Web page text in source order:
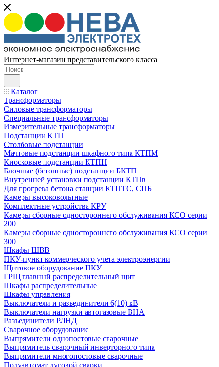
Интернет-магазин представительского класса
Каталог
Трансформаторы
Силовые трансформаторы
Специальные трансформаторы
Измерительные трансформаторы
Подстанции КТП
Столбовые подстанции
Мачтовые подстанции шкафного типа КТПМ
Киосковые подстанции КТПН
Блочные (бетонные) подстанции БКТП
Внутренней установки подстанции КТПв
Для прогрева бетона станции КТПТО, СПБ
Камеры высоковольтные
Комплектные устройства КРУ
Камеры сборные одностороннего обслуживания КСО серии
200
Камеры сборные одностороннего обслуживания КСО серии
300
Шкафы ШВВ
ПКУ-пункт коммерческого учета электроэнергии
Щитовое оборудование НКУ
ГРЩ главный распределительный щит
Шкафы распределительные
Шкафы управления
Выключатели и разъединители 6(10) кВ
Выключатели нагрузки автогазовые ВНА
Разъединители РЛНД
Сварочное оборудование
Выпрямители однопостовые сварочные
Выпрямитель сварочный инверторного типа
Выпрямители многопостовые сварочные
Полуавтомат дуговой сварки